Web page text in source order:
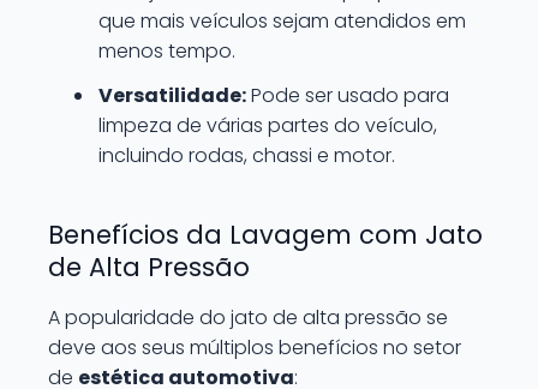
que mais veículos sejam atendidos em
menos tempo.
Versatilidade:Pode ser usado para
limpeza de várias partes do veículo,
incluindo rodas, chassi e motor.
Benefícios da Lavagem com Jato
de Alta Pressão
A popularidade do jato de alta pressão se
deve aos seus múltiplos benefícios no setor
de estética automotiva: